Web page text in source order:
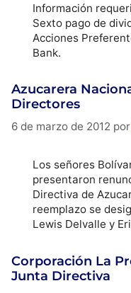
Información
Sexto pago de
Acciones
Bank.
Azucarera
Directores
6 de marzo de 2012 por
Los señores
presentaron
Directiva de
reemplazo se
Lewis Delvalle y
Corporación La
Junta Directiva